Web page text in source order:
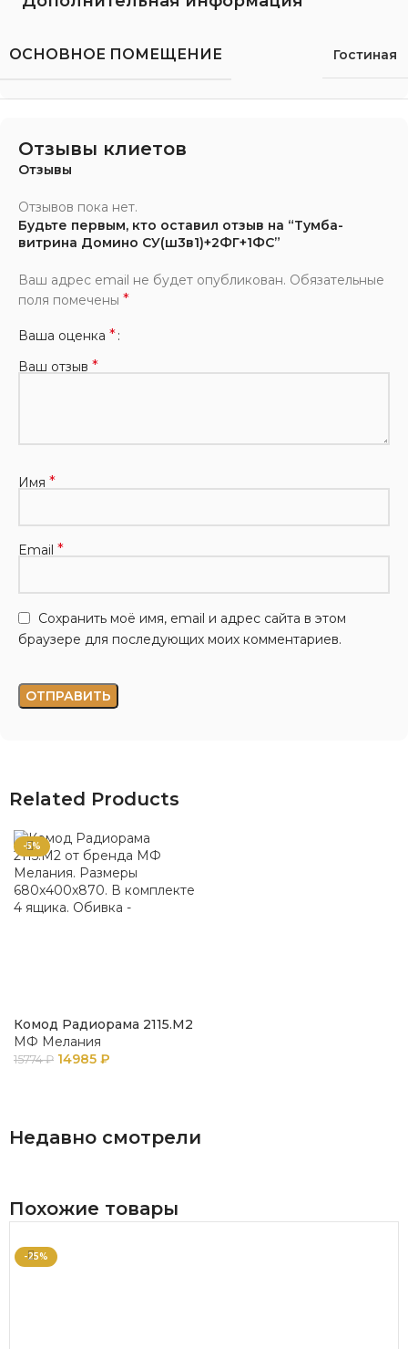
ОСНОВНОЕ ПОМЕЩЕНИЕ Гостиная
Отзывы клиетов
Отзывы
Отзывов пока нет.
Будьте первым, кто оставил отзыв на “Тумба-
витрина Домино СУ(ш3в1)+2ФГ+1ФС”
Ваш адрес email не будет опубликован. Обязательные
поля помечены *
Ваша оценка *
Ваш отзыв *
Имя *
Email *
Сохранить моё имя, email и адрес сайта в этом
браузере для последующих моих комментариев.
Related Products
-5%
Комод Радиорама 2115.М2
МФ Мелания
15774₽ 14985 ₽
Недавно смотрели
Похожие товары
-25%